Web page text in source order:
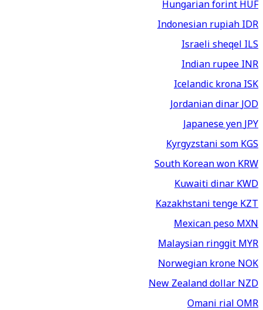
Hungarian forintHUF
Indonesian rupiahIDR
Israeli sheqelILS
Indian rupeeINR
Icelandic kronaISK
Jordanian dinarJOD
Japanese yenJPY
Kyrgyzstani somKGS
South Korean wonKRW
Kuwaiti dinarKWD
Kazakhstani tengeKZT
Mexican pesoMXN
Malaysian ringgitMYR
Norwegian kroneNOK
New Zealand dollarNZD
Omani rialOMR